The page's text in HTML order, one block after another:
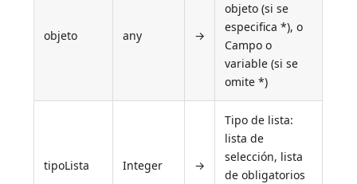
objeto any →
objeto (si se
especifica *), o
Campo o
variable (si se
omite *)
tipoLista Integer →
Tipo de lista:
lista de
selección, lista
de obligatorios